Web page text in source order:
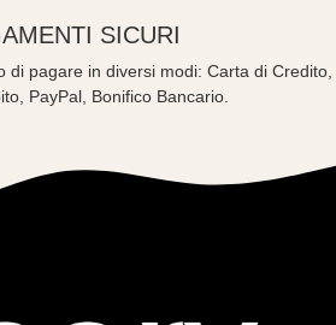
SICURI
di pagare in diversi modi: Carta di Credito,
PayPal, Bonifico Bancario.